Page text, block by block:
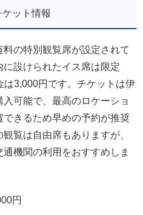
ット情報
の特別観覧席が設定されて
設けられたイス席は限定
3,000円です。チケットは伊
可能で、最高のロケーショ
きるため早めの予約が推奨
覧は自由席もありますが、
機関の利用をおすすめしま
円